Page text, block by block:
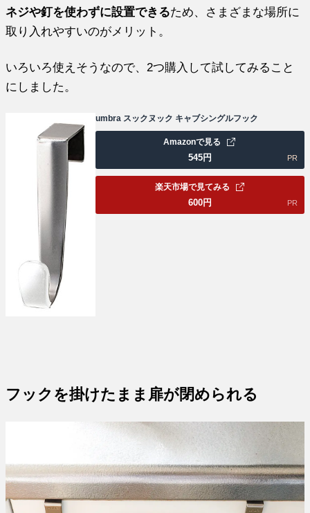
ネジや釘を使わずに設置できるため、さまざまな場所に
取り入れやすいのがメリット。
いろいろ使えそうなので、2つ購入して試してみること
にしました。
umbra スックヌック キャブシングルフック
545円
Amazonで見る
PR
600円
楽天市場で見てみる
PR
フックを掛けたまま扉が閉められる